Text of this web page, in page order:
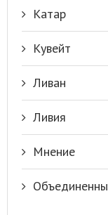
Катар
Кувейт
Ливан
Ливия
Мнение